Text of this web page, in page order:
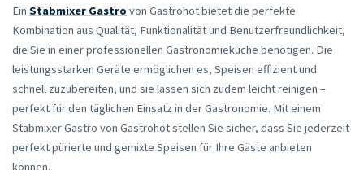
Ein Stabmixer Gastro von Gastrohot bietet die perfekte
Kombination aus Qualität, Funktionalität und Benutzerfreundlichkeit,
die Sie in einer professionellen Gastronomieküche benötigen. Die
leistungsstarken Geräte ermöglichen es, Speisen effizient und
schnell zuzubereiten, und sie lassen sich zudem leicht reinigen –
perfekt für den täglichen Einsatz in der Gastronomie. Mit einem
Stabmixer Gastro von Gastrohot stellen Sie sicher, dass Sie jederzeit
perfekt pürierte und gemixte Speisen für Ihre Gäste anbieten
können.